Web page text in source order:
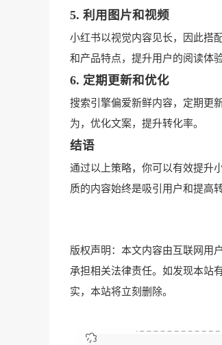
5. 利用图片和视频
小红书以视觉内容见长，因此搭
和产品特点，提升用户的阅读体验
6. 定期更新和优化
搜索引擎偏爱新鲜内容，定期更
为，优化文案，提升转化率。
结语
通过以上策略，你可以有效提升
质的内容始终是吸引用户和提高
版权声明：本文内容由互联网用
承担相关法律责任。如发现本站
实，本站将立刻删除。